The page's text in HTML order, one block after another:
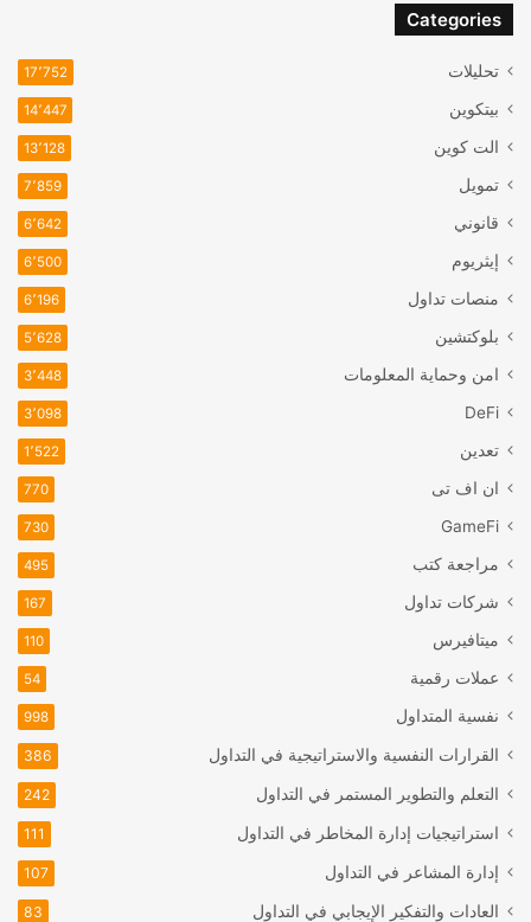
Categories
تحليلات 17٬752
بيتكوين 14٬447
الت كوين 13٬128
تمويل 7٬859
قانوني 6٬642
إيثريوم 6٬500
منصات تداول 6٬196
بلوكتشين 5٬628
امن وحماية المعلومات 3٬448
DeFi 3٬098
تعدين 1٬522
ان اف تی 770
GameFi
730
مراجعة كتب 495
شركات تداول 167
ميتافيرس 110
عملات رقمية 54
نفسية المتداول 998
القرارات النفسية والاستراتيجية في التداول 386
التعلم والتطوير المستمر في التداول 242
استراتيجيات إدارة المخاطر في التداول 111
إدارة المشاعر في التداول 107
العادات والتفكير الإيجابي في التداول 83